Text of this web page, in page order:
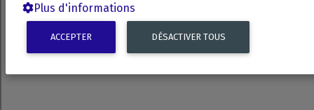
Plus d'informations
ACCEPTER DÉSACTIVER TOUS